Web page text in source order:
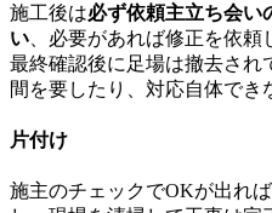
施工後は必ず依頼主立ち会い
い 、必要があれば修正を依頼
最終確認後に足場は撤去され
間を要したり、対応自体でき
片付け
施主のチェックでOKが出れ